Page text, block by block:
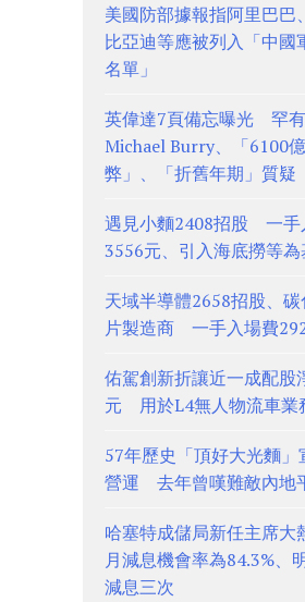
美國防部據報指阿里巴巴
比亞迪等應被列入「中國
名單」
英偉達7頁備忘曝光 罕
Michael Burry、「6100
弊」、「折舊年期」質疑
遇見小麵2408招股 一手
3556元、引入海底撈等為
天域半導體2658招股、
片製造商 一手入場費
佑駕創新折讓近一成配股
元 用於L4無人物流車業
57年歷史「頂好大光麵」
營運 去年曾嘆難敵內地
哈塞特成儲局新任主席
月減息機會率為84.3%、
減息三次